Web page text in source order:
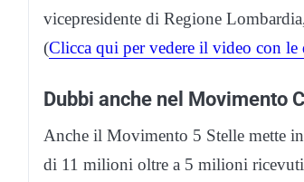
vicepresidente di Regione
(Clicca qui per vedere il video con
Dubbi anche nel Movimento
Anche il Movimento 5 Stelle mette
di 11 milioni oltre a 5 milioni